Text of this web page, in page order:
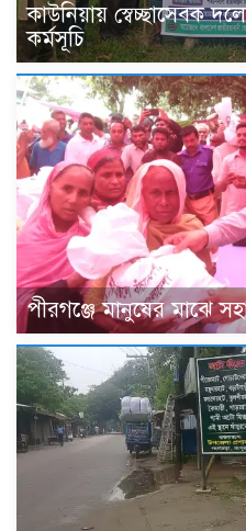
কাউনিয়ায় স্বেচ্ছাসেবক
কর্মসূচি
পীরগঞ্জে মানুষের মাঝে